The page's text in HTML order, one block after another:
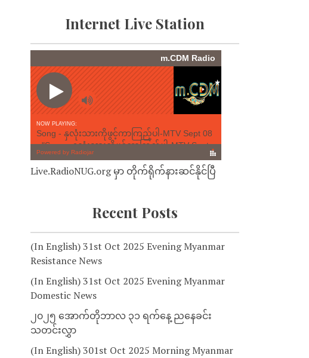
Internet Live Station
Live.RadioNUG.org မှာ တိုက်ရိုက်နားဆင်နိုင်ပြီ
Recent Posts
(In English) 31st Oct 2025 Evening Myanmar
Resistance News
(In English) 31st Oct 2025 Evening Myanmar
Domestic News
၂၀၂၅ အောက်တိုဘာလ ၃၁ ရက်နေ့ ညနေခင်း
သတင်းလွှာ
(In English) 301st Oct 2025 Morning Myanmar